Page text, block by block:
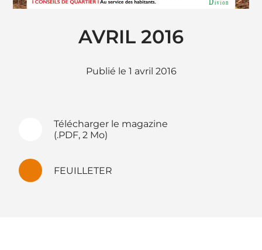
AVRIL 2016
1 avril 2016
Télécharger le magazine
(.PDF, 2 Mo)
FEUILLETER